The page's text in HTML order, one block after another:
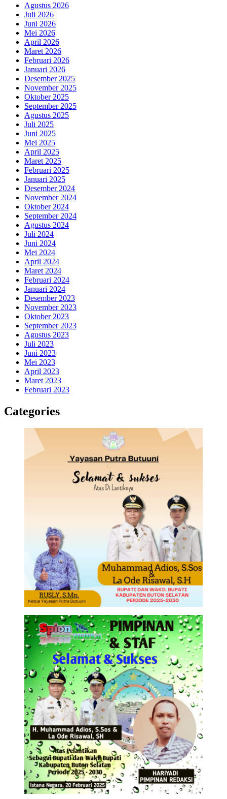
Agustus 2026
Juli 2026
Juni 2026
Mei 2026
April 2026
Maret 2026
Februari 2026
Januari 2026
Desember 2025
November 2025
Oktober 2025
September 2025
Agustus 2025
Juli 2025
Juni 2025
Mei 2025
April 2025
Maret 2025
Februari 2025
Januari 2025
Desember 2024
November 2024
Oktober 2024
September 2024
Agustus 2024
Juli 2024
Juni 2024
Mei 2024
April 2024
Maret 2024
Februari 2024
Januari 2024
Desember 2023
November 2023
Oktober 2023
September 2023
Agustus 2023
Juli 2023
Juni 2023
Mei 2023
April 2023
Maret 2023
Februari 2023
Categories